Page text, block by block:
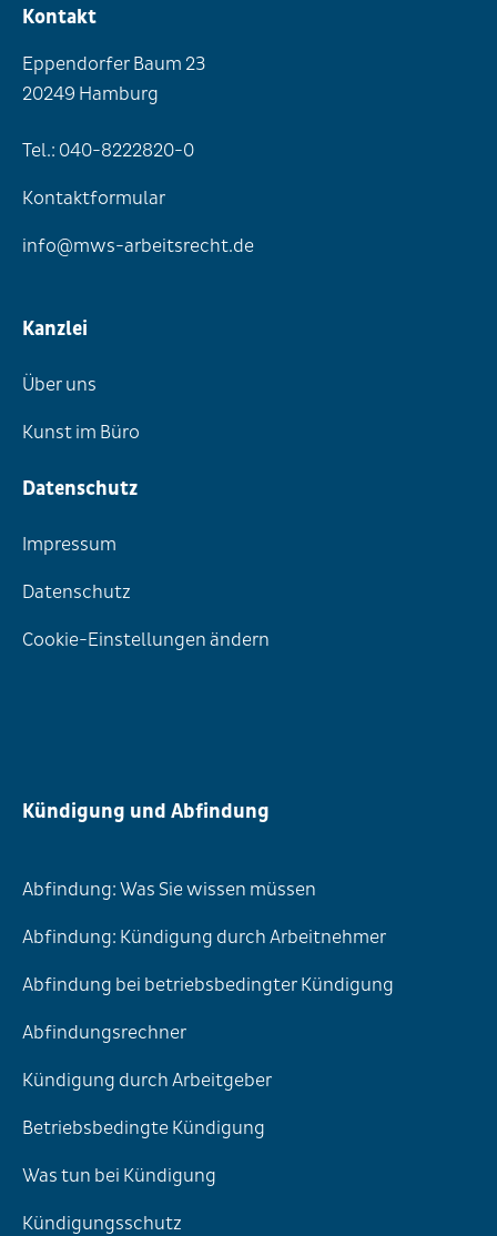
Kontakt
Eppendorfer Baum 23
20249 Hamburg
Tel.: 040-8222820-0
Kontaktformular
info@mws-arbeitsrecht.de
Kanzlei
Über uns
Kunst im Büro
Datenschutz
Impressum
Datenschutz
Cookie-Einstellungen ändern
Kündigung und Abfindung
Abfindung: Was Sie wissen müssen
Abfindung: Kündigung durch Arbeitnehmer
Abfindung bei betriebsbedingter Kündigung
Abfindungsrechner
Kündigung durch Arbeitgeber
Betriebsbedingte Kündigung
Was tun bei Kündigung
Kündigungsschutz